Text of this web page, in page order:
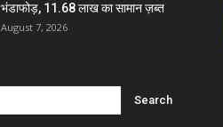
भंडाफोड़, 11.68 लाख का सामान ज़ब्त
August 7, 2026